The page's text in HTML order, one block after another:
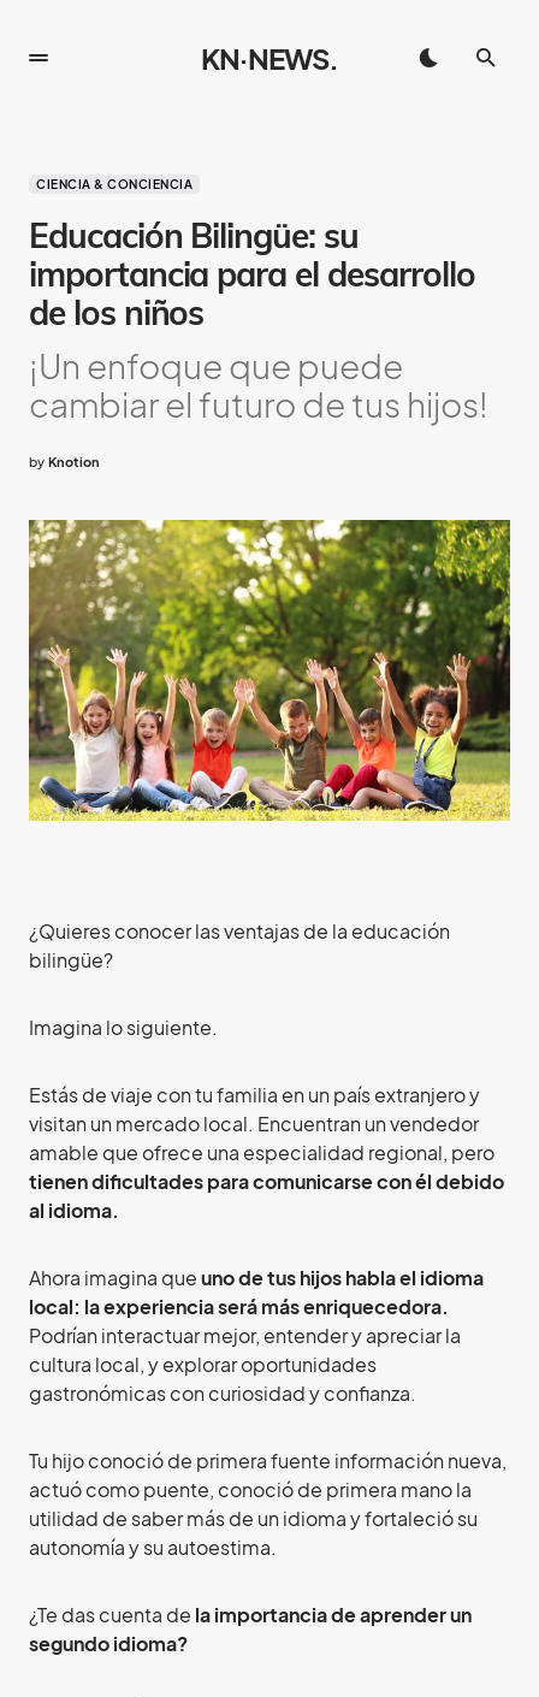
KN·NEWS.
CIENCIA & CONCIENCIA
Educación Bilingüe: su
importancia para el desarrollo
de los niños
¡Un enfoque que puede
cambiar el futuro de tus hijos!
by Knotion
¿Quieres conocer las ventajas de la educación
bilingüe?
Imagina lo siguiente.
Estás de viaje con tu familia en un país extranjero y
visitan un mercado local. Encuentran un vendedor
amable que ofrece una especialidad regional, pero
tienen dificultades para comunicarse con él debido
al idioma.
Ahora imagina queuno de tus hijos habla el idioma
local: la experiencia será más enriquecedora.
Podrían interactuar mejor, entender y apreciar la
cultura local, y explorar oportunidades
gastronómicas con curiosidad y confianza.
Tu hijo conoció de primera fuente información nueva,
actuó como puente, conoció de primera mano la
utilidad de saber más de un idioma y fortaleció su
autonomía y su autoestima.
¿Te das cuenta de la importancia de aprender un
segundo idioma?